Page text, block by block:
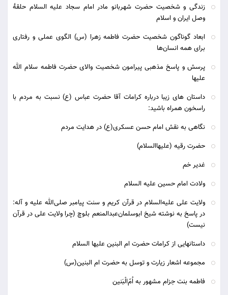
زندگی و شخصیت حضرت شهربانو مادر امام سجاد علیه السلام حلقۀ
وصل ایران و اسلام
ابعاد گوناگون شخصیت حضرت فاطمه زهرا (س) الگوی عملی و رفتاری
برای همه انسان‌ها
پرسش و پاسخ مذهبی پیرامون شخصیت والای حضرت فاطمه سلام الله
علیها
داستان های زیبا درباره کرامات آقا حضرت عباس (ع) نسبت به مردم با
راسخون همراه باشید:
نگاهی به نقش امام حسن عسکری(ع) در هدایت مردم
حضرت رقیه (علیهاالسلام)
غدیر خم
ولادت امام حسین علیه السلام
ولایت علی علیه‌السلام در قرآن کریم و سنت پیامبر صلی‌الله علیه و آله:
در پاسخ به نوشته شیخ ابوسلمان‌عبدالمنعم بلوچ (چرا ولایت علی در قرآن
نیست)
داستانهایی از کرامات حضرت ام البنین علیها السلام
مجموعه اشعار زیارت و توسل به حضرت ام البنین(س)
فاطمه بنت حِزام مشهور به اُمّ‌الْبَنین